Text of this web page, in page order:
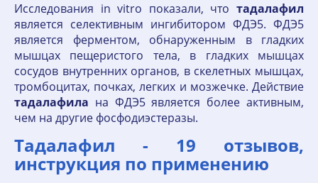
Исследования in vitro показали, что тадалафил
является селективным ингибитором ФДЭ5. ФДЭ5
является ферментом, обнаруженным в гладких
мышцах пещеристого тела, в гладких мышцах
сосудов внутренних органов, в скелетных мышцах,
тромбоцитах, почках, легких и мозжечке. Действие
тадалафила на ФДЭ5 является более активным,
чем на другие фосфодиэстеразы.
Тадалафил - 19 отзывов,
инструкция по применению